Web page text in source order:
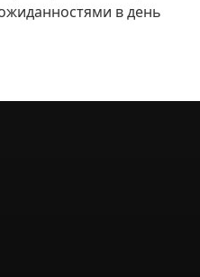
в день